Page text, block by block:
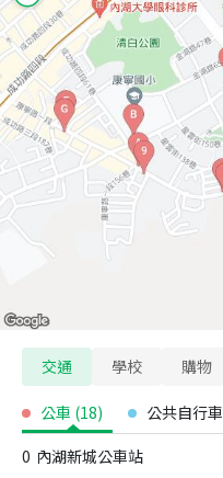
交通 學校 購物
公車 (18) 公共自行車
0 內湖新城公車站